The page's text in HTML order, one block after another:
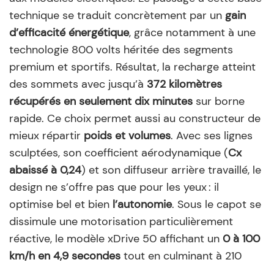
technique se traduit concrètement par un gain
d’efficacité énergétique, grâce notamment à une
technologie 800 volts héritée des segments
premium et sportifs. Résultat, la recharge atteint
des sommets avec jusqu’à 372 kilomètres
récupérés en seulement dix minutes sur borne
rapide. Ce choix permet aussi au constructeur de
mieux répartir poids et volumes. Avec ses lignes
sculptées, son coefficient aérodynamique (Cx
abaissé à 0,24) et son diffuseur arrière travaillé, le
design ne s’offre pas que pour les yeux : il
optimise bel et bien l’autonomie. Sous le capot se
dissimule une motorisation particulièrement
réactive, le modèle xDrive 50 affichant un 0 à 100
km/h en 4,9 secondes tout en culminant à 210